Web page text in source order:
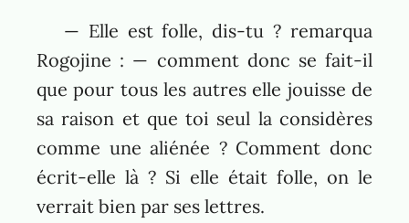
— Elle est folle, dis-tu ? remarqua
Rogojine : — comment donc se fait-il
que pour tous les autres elle jouisse de
sa raison et que toi seul la considères
comme une aliénée ? Comment donc
écrit-elle là ? Si elle était folle, on le
verrait bien par ses lettres.